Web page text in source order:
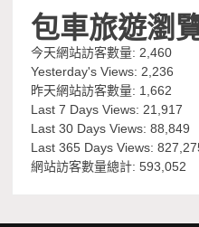
包車旅遊瀏
今天網站訪客數量: 2,460
Yesterday's Views: 2,236
昨天網站訪客數量: 1,662
Last 7 Days Views: 21,917
Last 30 Days Views:88,849
Last 365 Days Views:
網站訪客數量總計:593,052